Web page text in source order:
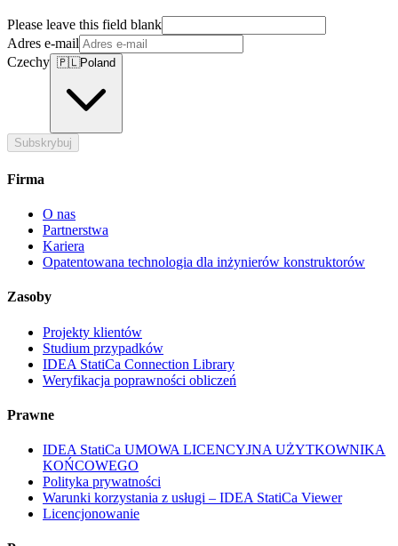
Please leave this field blank
Adres e-mail
Czechy 🇵🇱Poland
Subskrybuj
Firma
O nas
Partnerstwa
Kariera
Opatentowana technologia dla inżynierów konstruktorów
Zasoby
Projekty klientów
Studium przypadków
IDEA StatiCa Connection Library
Weryfikacja poprawności obliczeń
Prawne
IDEA StatiCa UMOWA LICENCYJNA UŻYTKOWNIKA
KOŃCOWEGO
Polityka prywatności
Warunki korzystania z usługi – IDEA StatiCa Viewer
Licencjonowanie